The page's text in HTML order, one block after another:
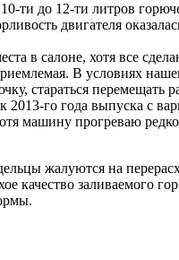
ти до 12-ти литров
двигателя
в салоне, хотя все
В условиях
стараться перемещать
го года выпуска с
машину прогреваю
жалуются на
заливаемого